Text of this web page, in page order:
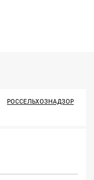
РОССЕЛЬХОЗНАДЗОР